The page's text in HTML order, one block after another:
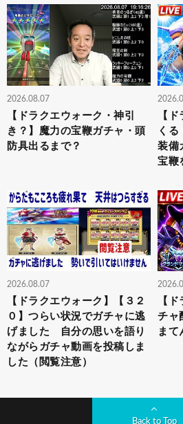
2026.08.07
【ドラクエウォーク・神引
き？】魔力の宝鞭ガチャ・頭
防具出るまで？
【
くる
装備
宝鞭
2026.08.07
【ドラクエウォーク】【３２
０】つらい状況でガチャに逃
げました 自分の思いを語り
ながらガチャ動画を投稿しま
した（閲覧注意）
【
チャ
まて
Back to Top